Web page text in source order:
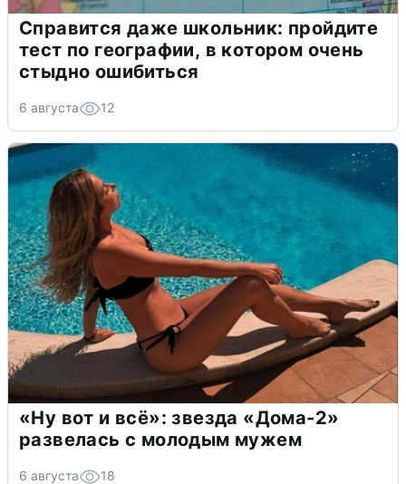
Справится даже школьник: пройдите
тест по географии, в котором очень
стыдно ошибиться
6 августа 12
«Ну вот и всё»: звезда «Дома-2»
развелась с молодым мужем
6 августа 18